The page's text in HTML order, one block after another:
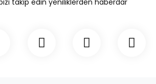
takip edin yeniliklerden haberdar